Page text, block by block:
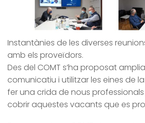
Instantànies de les diverses
amb els proveïdors.
Des del COMT s’ha proposat
comunicatiu i utilitzar les eines de
fer una crida de nous
cobrir aquestes vacants que es